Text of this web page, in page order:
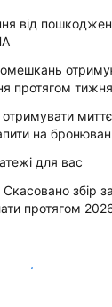
від
протягом тижня
на
для вас
збір за
протягом
зараз